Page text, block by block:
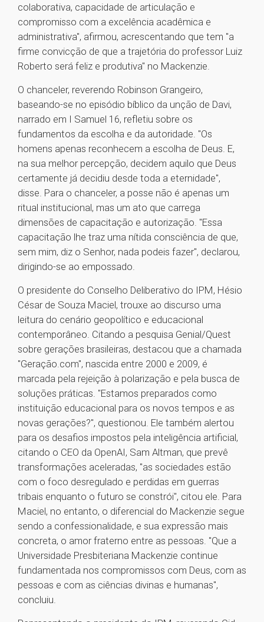
colaborativa, capacidade de articulação e
compromisso com a excelência acadêmica e
administrativa", afirmou, acrescentando que tem "a
firme convicção de que a trajetória do professor Luiz
Roberto será feliz e produtiva" no Mackenzie.
O chanceler, reverendo Robinson Grangeiro,
baseando-se no episódio bíblico da unção de Davi,
narrado em I Samuel 16, refletiu sobre os
fundamentos da escolha e da autoridade. "Os
homens apenas reconhecem a escolha de Deus. E,
na sua melhor percepção, decidem aquilo que Deus
certamente já decidiu desde toda a eternidade",
disse. Para o chanceler, a posse não é apenas um
ritual institucional, mas um ato que carrega
dimensões de capacitação e autorização. "Essa
capacitação lhe traz uma nítida consciência de que,
sem mim, diz o Senhor, nada podeis fazer", declarou,
dirigindo-se ao empossado.
O presidente do Conselho Deliberativo do IPM, Hésio
César de Souza Maciel, trouxe ao discurso uma
leitura do cenário geopolítico e educacional
contemporâneo. Citando a pesquisa Genial/Quest
sobre gerações brasileiras, destacou que a chamada
"Geração.com", nascida entre 2000 e 2009, é
marcada pela rejeição à polarização e pela busca de
soluções práticas. "Estamos preparados como
instituição educacional para os novos tempos e as
novas gerações?", questionou. Ele também alertou
para os desafios impostos pela inteligência artificial,
citando o CEO da OpenAI, Sam Altman, que prevê
transformações aceleradas, "as sociedades estão
com o foco desregulado e perdidas em guerras
tribais enquanto o futuro se constrói", citou ele. Para
Maciel, no entanto, o diferencial do Mackenzie segue
sendo a confessionalidade, e sua expressão mais
concreta, o amor fraterno entre as pessoas. "Que a
Universidade Presbiteriana Mackenzie continue
fundamentada nos compromissos com Deus, com as
pessoas e com as ciências divinas e humanas",
concluiu.